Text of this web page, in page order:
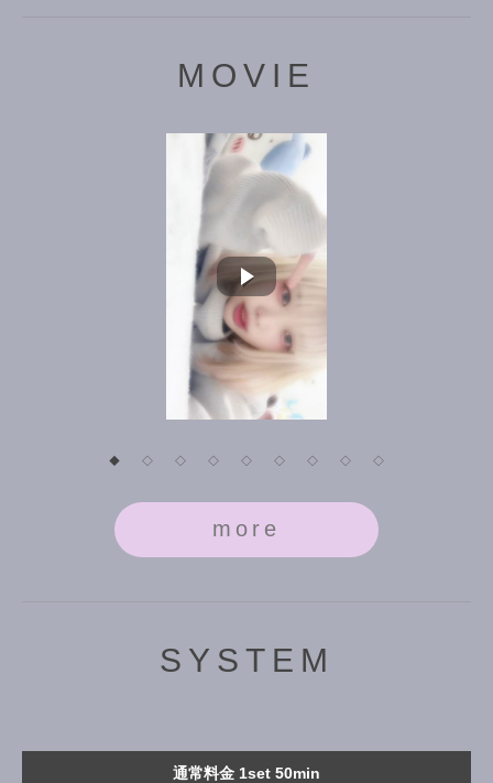
MOVIE
◆ ◇ ◇ ◇ ◇ ◇ ◇ ◇ ◇
more
SYSTEM
通常料金 1set 50min